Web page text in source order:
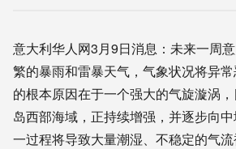
意大利华人网3月9日消息：未来一周
繁的暴雨和雷暴天气，气象状况将异
的根本原因在于一个强大的气旋漩涡
岛西部海域，正持续增强，并逐步向
一过程将导致大量潮湿、不稳定的气